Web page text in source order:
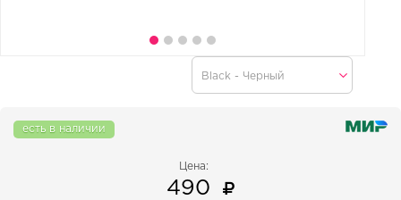
есть в наличии
Цена:
490